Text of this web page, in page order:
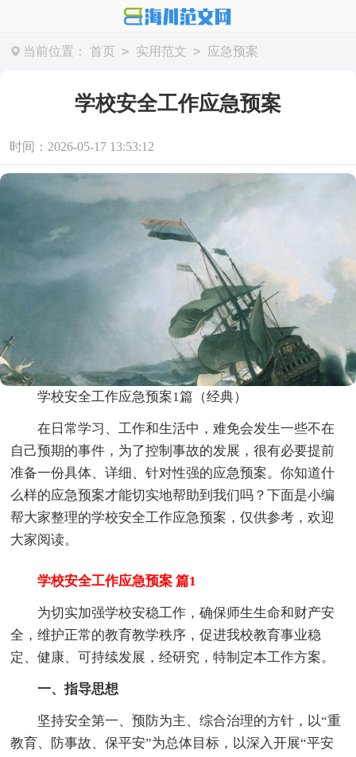
当前位置： 首页 > 实用范文 > 应急预案
学校安全工作应急预案
时间：2026-05-17 13:53:12
学校安全工作应急预案1篇（经典）
在日常学习、工作和生活中，难免会发生一些不在
自己预期的事件，为了控制事故的发展，很有必要提前
准备一份具体、详细、针对性强的应急预案。你知道什
么样的应急预案才能切实地帮助到我们吗？下面是小编
帮大家整理的学校安全工作应急预案，仅供参考，欢迎
大家阅读。
学校安全工作应急预案 篇1
为切实加强学校安稳工作，确保师生生命和财产安
全，维护正常的教育教学秩序，促进我校教育事业稳
定、健康、可持续发展，经研究，特制定本工作方案。
一、指导思想
坚持安全第一、预防为主、综合治理的方针，以“重
教育、防事故、保平安”为总体目标，以深入开展“平安